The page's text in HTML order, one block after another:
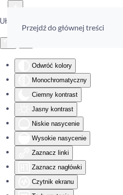
Ułatwienia dostępu
Odwróć kolory
Monochromatyczny
Ciemny kontrast
Jasny kontrast
Niskie nasycenie
Wysokie nasycenie
Zaznacz linki
Zaznacz nagłówki
Czytnik ekranu
Przejdź do głównej treści